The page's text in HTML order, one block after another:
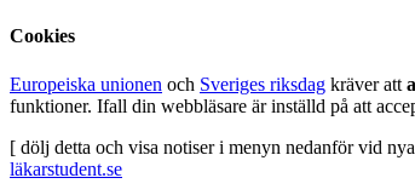
Cookies
Europeiska unionen och Sveriges riksdag kräver att
funktioner. Ifall din webbläsare är inställd på att
[ dölj detta och visa notiser i menyn nedanför vid
läkarstudent.se